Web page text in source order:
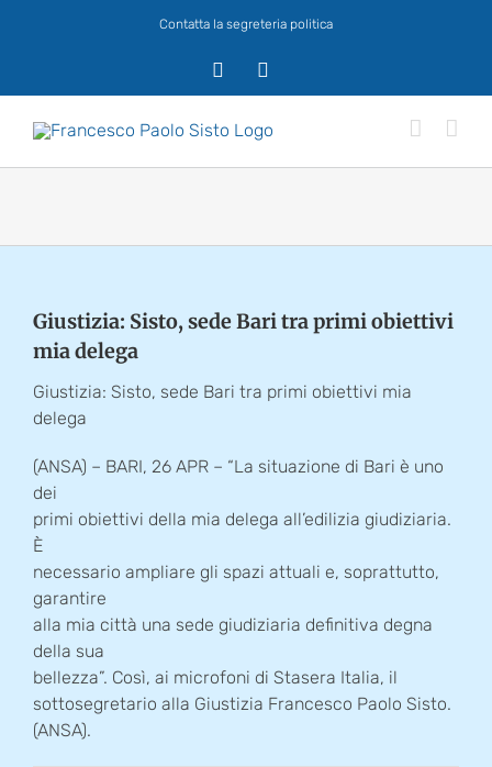
Contatta la segreteria politica
Giustizia: Sisto, sede Bari tra primi obiettivi
mia delega
Giustizia: Sisto, sede Bari tra primi obiettivi mia
delega
(ANSA) – BARI, 26 APR – “La situazione di Bari è uno
dei
primi obiettivi della mia delega all’edilizia giudiziaria.
È
necessario ampliare gli spazi attuali e, soprattutto,
garantire
alla mia città una sede giudiziaria definitiva degna
della sua
bellezza”. Così, ai microfoni di Stasera Italia, il
sottosegretario alla Giustizia Francesco Paolo Sisto.
(ANSA).